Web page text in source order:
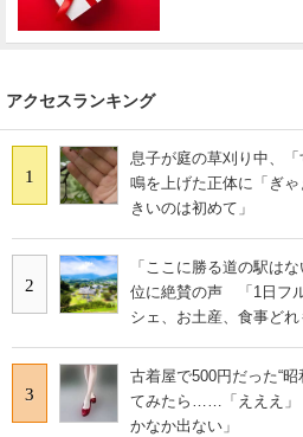
アクセスランキング
1
息子が庭の草刈り中、
鳴を上げた正体に「ぎ
きいのは初めて」
2
「ここに勝る道の駅は
位に絶賛の声 「1日フ
シェ、お土産、食事ど
3
古着屋で500円だった“
てみたら……「えええ」
かなか出ない」